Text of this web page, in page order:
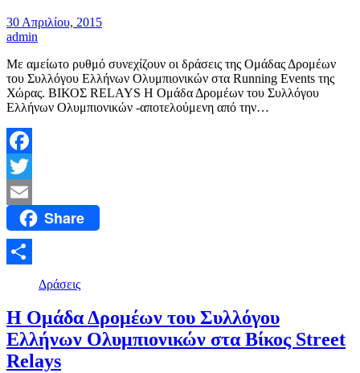
30 Απριλίου, 2015
admin
Με αμείωτο ρυθμό συνεχίζουν οι δράσεις της Ομάδας Δρομέων
του Συλλόγου Ελλήνων Ολυμπιονικών στα Running Events της
Χώρας. ΒΙΚΟΣ RELAYS H Ομάδα Δρομέων του Συλλόγου
Ελλήνων Ολυμπιονικών -αποτελούμενη από την…
Facebook
Twitter
Email Share
Μοιραστείτε
Δράσεις
Η Ομάδα Δρομέων του Συλλόγου
Ελλήνων Ολυμπιονικών στα Βίκος Street
Relays